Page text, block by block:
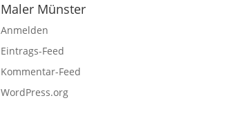
Maler Münster
Anmelden
Eintrags-Feed
Kommentar-Feed
WordPress.org